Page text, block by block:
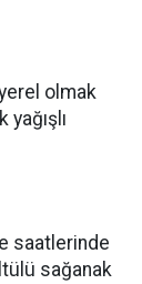
olmak
saatlerinde
sağanak